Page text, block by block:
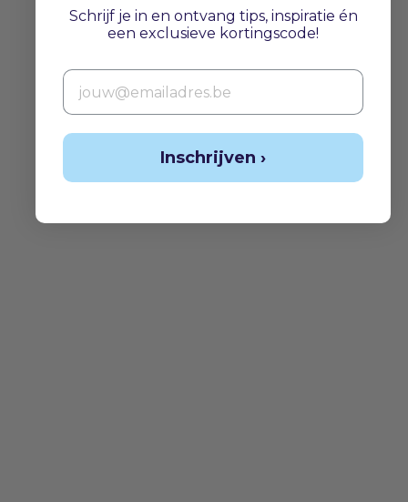
Schrijf je in en ontvang tips, inspiratie én
een exclusieve kortingscode!
Email
Inschrijven ›